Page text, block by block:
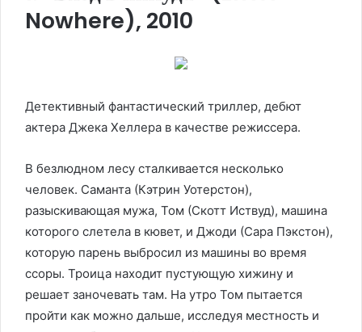
Nowhere), 2010
Детективный фантастический триллер, дебют
актера Джека Хеллера в качестве режиссера.
В безлюдном лесу сталкивается несколько
человек. Саманта (Кэтрин Уотерстон),
разыскивающая мужа, Том (Скотт Иствуд), машина
которого слетела в кювет, и Джоди (Сара Пэкстон),
которую парень выбросил из машины во время
ссоры. Троица находит пустующую хижину и
решает заночевать там. На утро Том пытается
пройти как можно дальше, исследуя местность и